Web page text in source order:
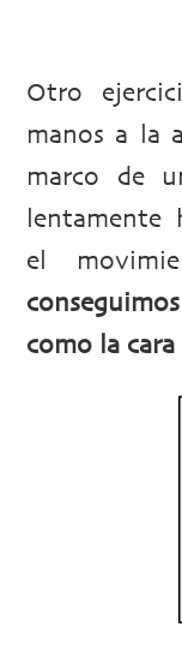
Otro
manos a la
marco de
lentamente
el
como la